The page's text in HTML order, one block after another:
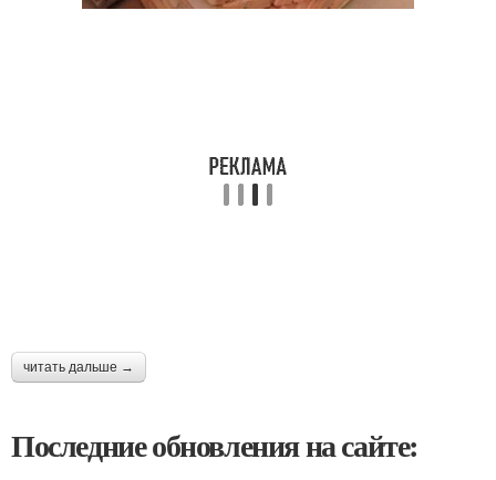
читать дальше →
Последние обновления на сайте: